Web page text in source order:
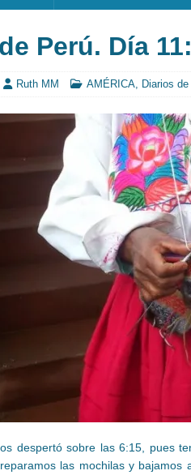
Perú. Día
Ruth MM AMÉRICA Diarios
despertó sobre las 6:15, pues
las mochilas y